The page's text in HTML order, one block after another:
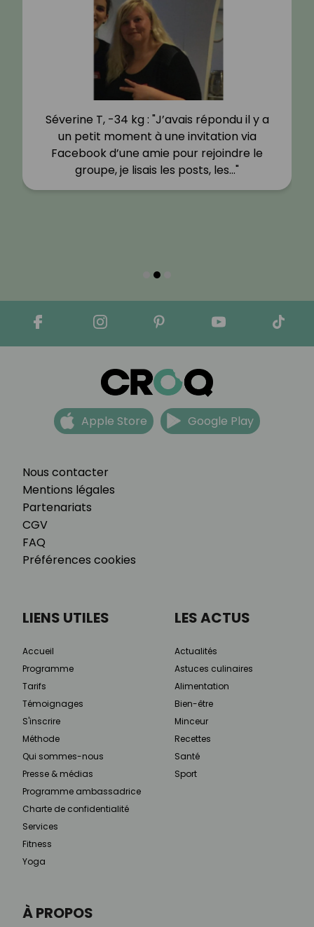
Séverine T, -34 kg : "J’avais répondu il y a
un petit moment à une invitation via
Facebook d’une amie pour rejoindre le
groupe, je lisais les posts, les…"
Nous contacter
Mentions légales
Partenariats
CGV
FAQ
Préférences cookies
Apple Store Google Play
À PROPOS
LIENS UTILES
Accueil
Programme
Tarifs
Témoignages
S'inscrire
Méthode
Qui sommes-nous
Presse & médias
Programme ambassadrice
Charte de confidentialité
Services
Fitness
Yoga
LES ACTUS
Actualités
Astuces culinaires
Alimentation
Bien-être
Minceur
Recettes
Santé
Sport